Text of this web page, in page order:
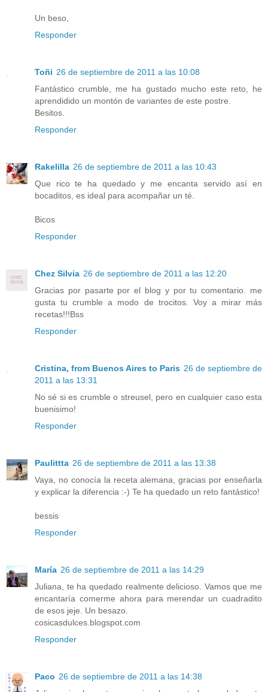
Un beso,
Responder
Toñi 26 de septiembre de 2011 a las 10:08
Fantástico crumble, me ha gustado mucho este reto, he
aprendidido un montón de variantes de este postre.
Besitos.
Responder
Rakelilla 26 de septiembre de 2011 a las 10:43
Que rico te ha quedado y me encanta servido así en
bocaditos, es ideal para acompañar un té.
Bicos
Responder
Chez Silvia 26 de septiembre de 2011 a las 12:20
Gracias por pasarte por el blog y por tu comentario. me
gusta tu crumble a modo de trocitos. Voy a mirar más
recetas!!!Bss
Responder
Cristina, from Buenos Aires to Paris 26 de septiembre de
2011 a las 13:31
No sé si es crumble o streusel, pero en cualquier caso esta
buenisimo!
Responder
Paulittta 26 de septiembre de 2011 a las 13:38
Vaya, no conocía la receta alemana, gracias por enseñarla
y explicar la diferencia :-) Te ha quedado un reto fantástico!
bessis
Responder
María 26 de septiembre de 2011 a las 14:29
Juliana, te ha quedado realmente delicioso. Vamos que me
encantaría comerme ahora para merendar un cuadradito
de esos jeje. Un besazo.
cosicasdulces.blogspot.com
Responder
Paco 26 de septiembre de 2011 a las 14:38